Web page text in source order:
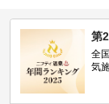
第
全
気